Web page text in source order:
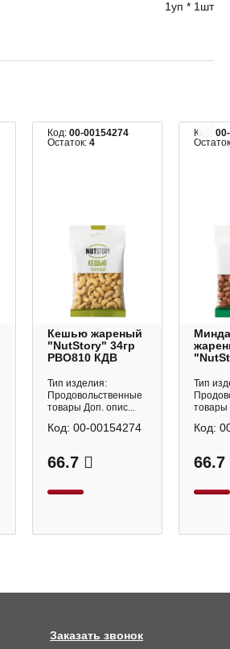
1уп * 1шт
Код: 00-00154274
Остаток: 4
Кешью жареный
"NutStory" 34гр
РВО810 КДВ
Тип изделия:
Продовольственные
товары Доп. опис...
66.7
Код: 00-00154274
Код:
Тип
товары
66.7
Код:
Заказать звонок